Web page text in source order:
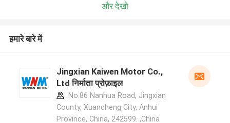
और देखो
हमारे बारे में
Jingxian Kaiwen Motor Co.,
Ltd निर्माता प्रोफ़ाइल
No.86 Nanhua Road, Jingxian
County, Xuancheng City, Anhui
Province, China, 242599. ,China